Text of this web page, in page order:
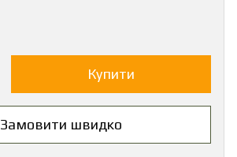
Купити
Замовити швидко